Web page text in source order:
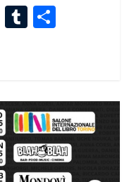
Pi
nt
st
T
u
r